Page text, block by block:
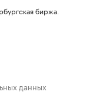
биржа
данных